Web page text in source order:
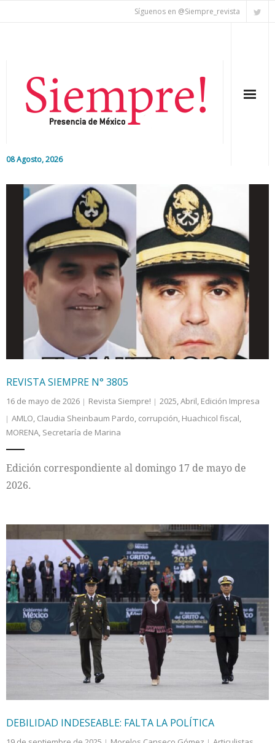
Síguenos en @Siempre_revista
08 Agosto, 2026
Editorial
Nacional
Colaboradores
Internacional
Cultura
REVISTA SIEMPRE N° 3805
16 de mayo de 2026 Revista Siempre! 2025,Abril, Edición Impresa
AMLO, Claudia Sheinbaum Pardo, corrupción, Huachicol fiscal,
MORENA, Secretaría de Marina
Edición correspondiente al domingo 17 de mayo de
2026.
DEBILIDAD INDESEABLE: FALTA LA POLÍTICA